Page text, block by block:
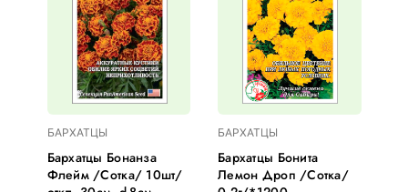
БАРХАТЦЫ
Бархатцы Бонанза
Флейм /Сотка/ 10шт/
БАРХАТЦЫ
Бархатцы Бонита
Лемон Дроп /Сотка/